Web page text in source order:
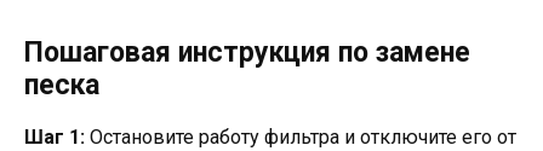
Пошаговая инструкция по замене
песка
Шаг 1: Остановите работу фильтра и отключите его от